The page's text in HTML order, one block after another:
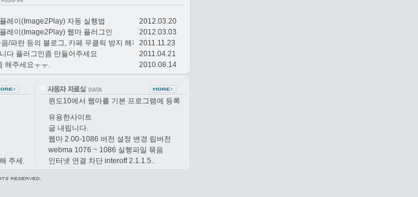
레이(Image2Play) 자동 실행법
2012.03.20
레이(Image2Play) 웹마 플러그인
2012.03.03
/파란 등의 블로그, 카페 우클릭 방지 해제 플러그인 소스
2011.11.23
다 플러그인좀 만들어주세요
2011.04.21
해주세요ㅜㅜ.
2010.08.14
윈도10에서 웹마를 기본 프로그램에 등록
유용한사이트
글 내립니다.
웹마 2.00-1086 버전 설정 변경 립버전
webma 1076 ~ 1086 실행파일 묶음
주세요.. 인터넷 연결 차단 interoff 2.1.1.5..